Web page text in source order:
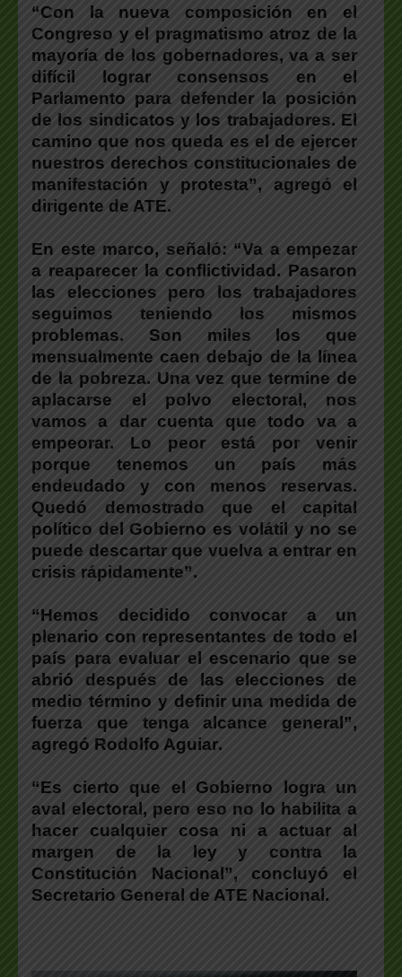
“Con la nueva composición en el
Congreso y el pragmatismo atroz de la
mayoría de los gobernadores, va a ser
difícil lograr consensos en el
Parlamento para defender la posición
de los sindicatos y los trabajadores. El
camino que nos queda es el de ejercer
nuestros derechos constitucionales de
manifestación y protesta”, agregó el
dirigente de ATE.
En este marco, señaló: “Va a empezar
a reaparecer la conflictividad. Pasaron
las elecciones pero los trabajadores
seguimos teniendo los mismos
problemas. Son miles los que
mensualmente caen debajo de la línea
de la pobreza. Una vez que termine de
aplacarse el polvo electoral, nos
vamos a dar cuenta que todo va a
empeorar. Lo peor está por venir
porque tenemos un país más
endeudado y con menos reservas.
Quedó demostrado que el capital
político del Gobierno es volátil y no se
puede descartar que vuelva a entrar en
crisis rápidamente”.
“Hemos decidido convocar a un
plenario con representantes de todo el
país para evaluar el escenario que se
abrió después de las elecciones de
medio término y definir una medida de
fuerza que tenga alcance general ”,
agregó Rodolfo Aguiar.
“Es cierto que el Gobierno logra un
aval electoral, pero eso no lo habilita a
hacer cualquier cosa ni a actuar al
margen de la ley y contra la
Constitución Nacional ”, concluyó el
Secretario General de ATE Nacional .